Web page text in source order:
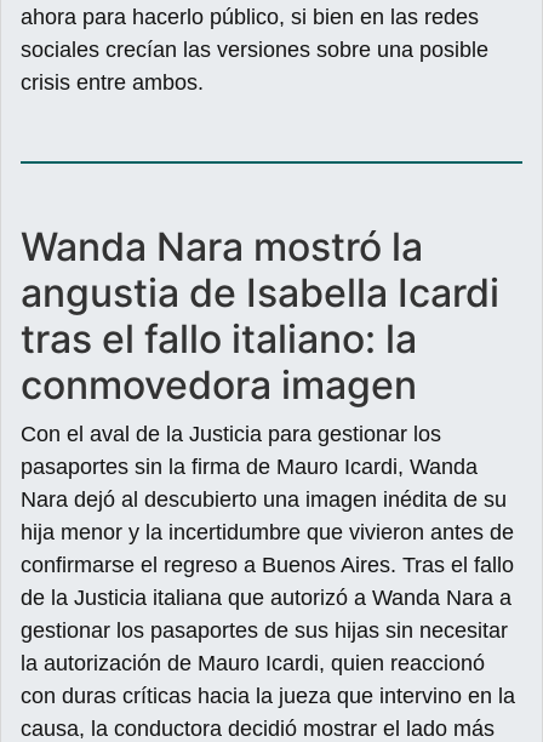
ahora para hacerlo público, si bien en las redes
sociales crecían las versiones sobre una posible
crisis entre ambos.
Wanda Nara mostró la
angustia de Isabella Icardi
tras el fallo italiano: la
conmovedora imagen
Con el aval de la Justicia para gestionar los
pasaportes sin la firma de Mauro Icardi, Wanda
Nara dejó al descubierto una imagen inédita de su
hija menor y la incertidumbre que vivieron antes de
confirmarse el regreso a Buenos Aires. Tras el fallo
de la Justicia italiana que autorizó a Wanda Nara a
gestionar los pasaportes de sus hijas sin necesitar
la autorización de Mauro Icardi, quien reaccionó
con duras críticas hacia la jueza que intervino en la
causa, la conductora decidió mostrar el lado más